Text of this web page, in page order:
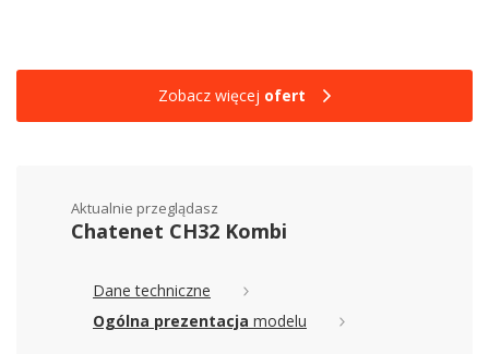
Zobacz więcej ofert
Aktualnie przeglądasz
Chatenet CH32 Kombi
Dane techniczne
Ogólna prezentacja modelu